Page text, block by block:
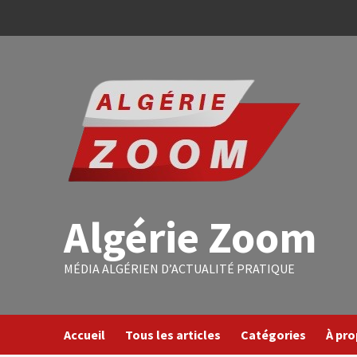
Algérie Zoom
MÉDIA ALGÉRIEN D’ACTUALITÉ PRATIQUE
Accueil Tous les articles Catégories À